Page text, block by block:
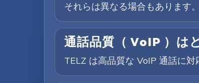
それらは異なる場合もあります
通話品質（ VoIP ）は
TELZ は高品質な VoIP 通話に